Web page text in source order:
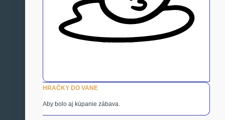
HRAČKY DO VANE
Aby bolo aj kúpanie zábava.